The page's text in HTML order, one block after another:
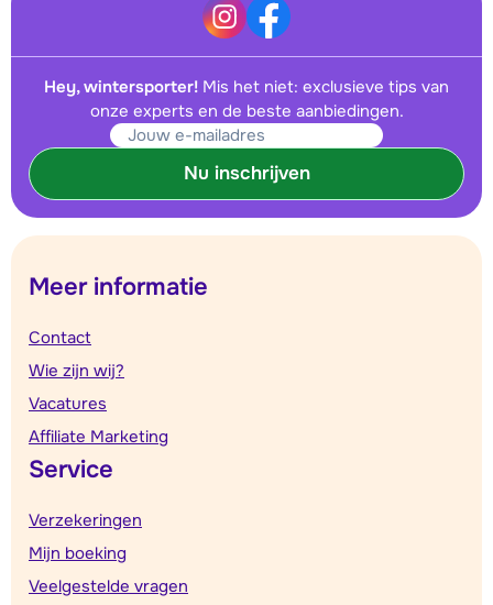
Hey, wintersporter! Mis het niet: exclusieve tips van
onze experts en de beste aanbiedingen.
Nu inschrijven
Meer informatie
Contact
Wie zijn wij?
Vacatures
Affiliate Marketing
Service
Verzekeringen
Mijn boeking
Veelgestelde vragen